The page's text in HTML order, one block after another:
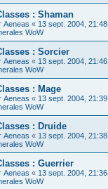
: Shaman
Aeneas « 13 sept. 2004, 21:48
WoW
: Sorcier
Aeneas « 13 sept. 2004, 21:46
WoW
: Mage
Aeneas « 13 sept. 2004, 21:39
WoW
: Druide
Aeneas « 13 sept. 2004, 21:38
WoW
: Guerrier
Aeneas « 13 sept. 2004, 21:36
WoW